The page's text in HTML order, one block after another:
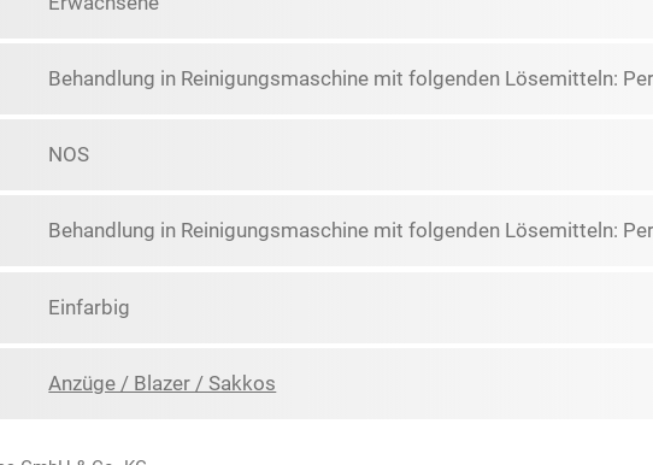
Behandlung in Reinigungsmaschine mit folgenden Lösemitteln:
NOS
Behandlung in Reinigungsmaschine mit folgenden Lösemitteln:
Einfarbig
Anzüge / Blazer / Sakkos